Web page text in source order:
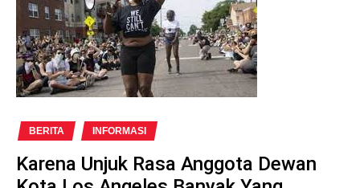
BERITA INFORMASI
Karena Unjuk Rasa Anggota Dewan